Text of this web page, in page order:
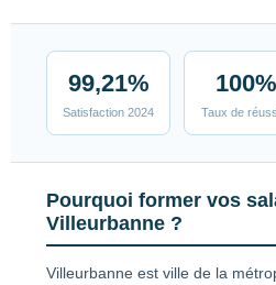
99,21%
Satisfaction 2024
100%
Taux de
Pourquoi former vos
Villeurbanne ?
Villeurbanne est ville de la